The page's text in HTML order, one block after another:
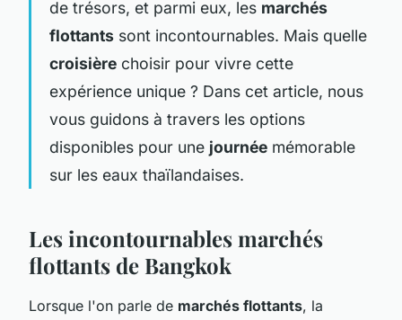
de trésors, et parmi eux, les marchés
flottants sont incontournables. Mais quelle
croisière choisir pour vivre cette
expérience unique ? Dans cet article, nous
vous guidons à travers les options
disponibles pour une journée mémorable
sur les eaux thaïlandaises.
Les incontournables marchés
flottants de Bangkok
Lorsque l'on parle de marchés flottants, la